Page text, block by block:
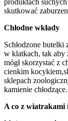
skutkować
Chłodne wkłady
Schłodzone butelki
w klatkach, tak aby
mógł skorzystać z
cienkim
sklepach
kamienie chłodzące.
A co z wiatrakami